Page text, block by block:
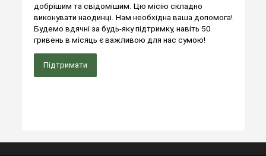
добрішим та свідомішим. Цю місію складно
виконувати наодинці. Нам необхідна ваша допомога!
Будемо вдячні за будь-яку підтримку, навіть 50
гривень в місяць є важливою для нас сумою!
Підтримати